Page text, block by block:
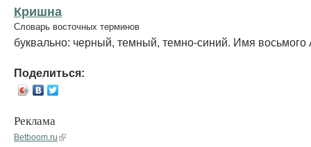
Кришна
Словарь восточных терминов
буквально: черный, темный, темно-синий. Имя
Поделиться:
Реклама
Betboom.ru